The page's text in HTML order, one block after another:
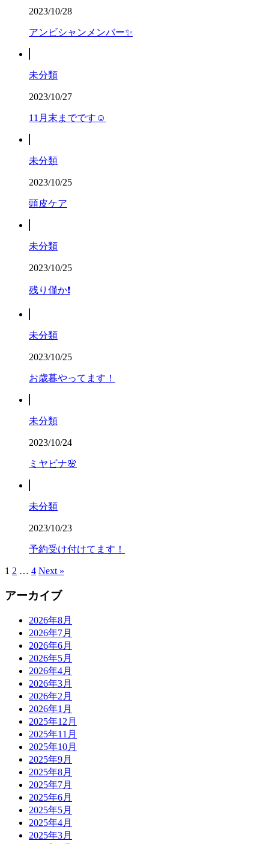
2023/10/28
アンビシャンメンバー✨
未分類
2023/10/27
11月末までです☺️
未分類
2023/10/25
頭皮ケア
未分類
2023/10/25
残り僅か❗
未分類
2023/10/25
お歳暮やってます！
未分類
2023/10/24
ミヤビナ🌸
未分類
2023/10/23
予約受け付けてます！
1 2 … 4 Next »
アーカイブ
2026年8月
2026年7月
2026年6月
2026年5月
2026年4月
2026年3月
2026年2月
2026年1月
2025年12月
2025年11月
2025年10月
2025年9月
2025年8月
2025年7月
2025年6月
2025年5月
2025年4月
2025年3月